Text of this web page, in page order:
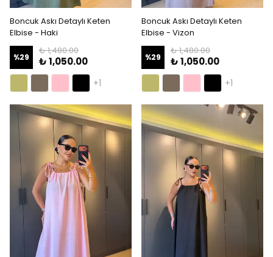
Boncuk Askı Detaylı Keten
Elbise - Haki
%29
₺ 1,480.00
₺ 1,050.00
+1
Boncuk Askı Detaylı Keten
Elbise - Vizon
%29
₺ 1,480.00
₺ 1,050.00
+1